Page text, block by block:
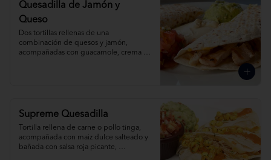
Quesadilla de Jamón y
Queso
Dos tortillas rellenas de una
combinación de quesos y jamón,
acompañadas con guacamole, crema
Supreme Quesadilla
Tortilla rellena de carne o pollo tinga,
acompañada con maiz dulce salteado y
bañada con salsa roja picante,